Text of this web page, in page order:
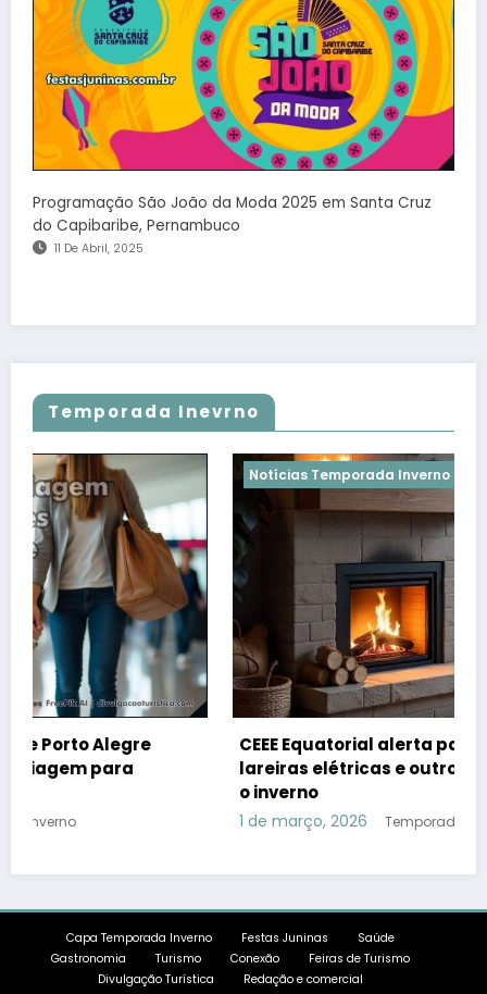
Programação São João da Moda 2025 em Santa Cruz
do Capibaribe, Pernambuco
11 De Abril, 2025
Temporada Inevrno
Notícias Temporada Inverno Temporada
CEEE Equatorial alerta para os riscos do
lareiras elétricas e outros aparelhos
1 de março, 2026 Temporada Inverno
Capa Temporada Inverno Festas Juninas
Saúde
Gastronomia
Turismo Conexão
Feiras de Turismo
Divulgação Turística
Redação e comercial